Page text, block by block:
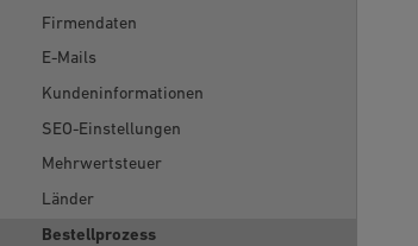
Firmendaten
E-Mails
Kundeninformationen
SEO-Einstellungen
Mehrwertsteuer
Länder
Bestellprozess